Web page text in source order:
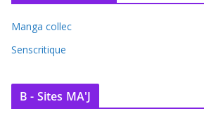
Manga collec
Senscritique
B - Sites MA'J